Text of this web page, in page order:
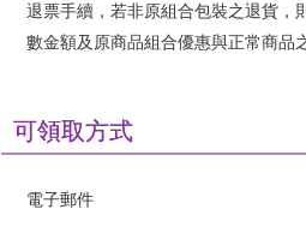
退票手續，若非原組合包裝之退貨，
數金額及原商品組合優惠與正常商品
可領取方式
電子郵件